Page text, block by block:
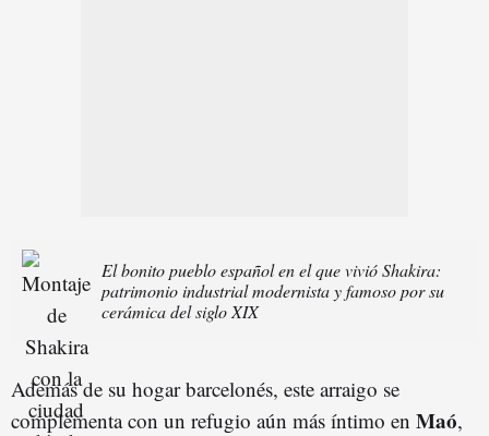
El bonito pueblo español en el que vivió Shakira:
patrimonio industrial modernista y famoso por su
cerámica del siglo XIX
Además de su hogar barcelonés, este arraigo se
complementa con un refugio aún más íntimo en Maó,